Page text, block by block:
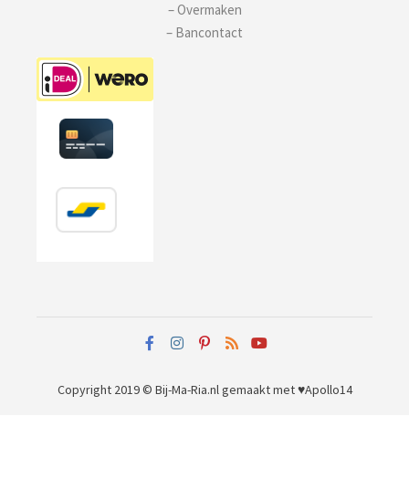
– Overmaken
– Bancontact
Copyright 2019 © Bij-Ma-Ria.nlgemaakt met ♥Apollo14